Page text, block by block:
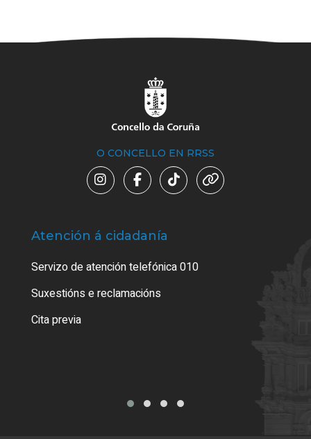
O CONCELLO EN RRSS
Atención á cidadanía
Servizo de atención telefónica 010
Suxestións e reclamacións
Cita previa